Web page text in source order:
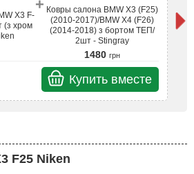
X3 F-
(з хром
+ Ковры салона BMW X3 (F25)
(2010-2017)/BMW X4 (F26)
(2014-2018) з бортом ТЕП/
2шт - Stingray
1480 грн
Купить вместе
F25 Niken